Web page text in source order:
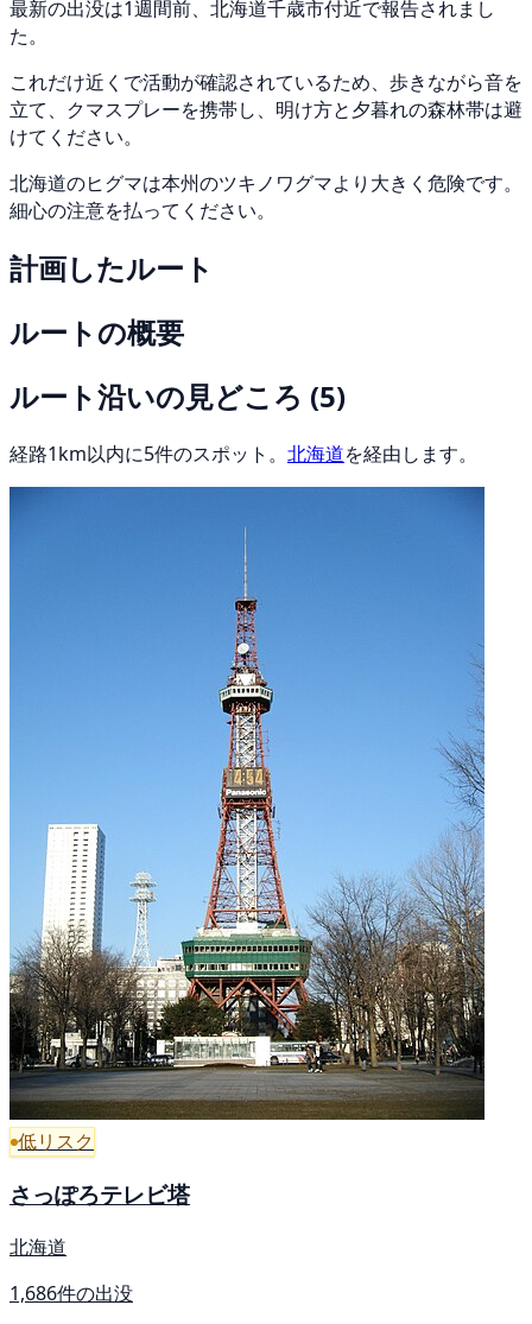
最新の出没は1週間前、北海道千歳市付近で報告されまし
た。
これだけ近くで活動が確認されているため、歩きながら音を
立て、クマスプレーを携帯し、明け方と夕暮れの森林帯は避
けてください。
北海道のヒグマは本州のツキノワグマより大きく危険です。
細心の注意を払ってください。
計画したルート
ルートの概要
ルート沿いの見どころ (5)
経路1km以内に5件のスポット。 北海道を経由します。
低リスク
さっぽろテレビ塔
北海道
1,686件の出没